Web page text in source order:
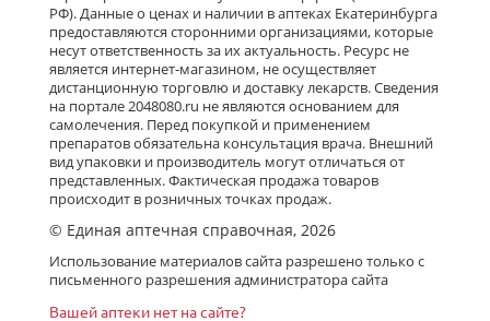
РФ). Данные о ценах и наличии в аптеках Екатеринбурга
предоставляются сторонними организациями, которые
несут ответственность за их актуальность. Ресурс не
является интернет-магазином, не осуществляет
дистанционную торговлю и доставку лекарств. Сведения
на портале 2048080.ru не являются основанием для
самолечения. Перед покупкой и применением
препаратов обязательна консультация врача. Внешний
вид упаковки и производитель могут отличаться от
представленных. Фактическая продажа товаров
происходит в розничных точках продаж.
© Единая аптечная справочная, 2026
Использование материалов сайта разрешено только с
письменного разрешения администратора сайта
Вашей аптеки нет на сайте?